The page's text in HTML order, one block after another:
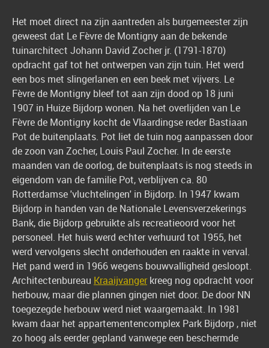
Het moet direct na zijn aantreden als burgemeester zijn
geweest dat Le Fèvre de Montigny aan de bekende
tuinarchitect Johann David Zocher jr. (1791-1870)
opdracht gaf tot het ontwerpen van zijn tuin. Het werd
een bos met slingerlanen en een beek met vijvers. Le
Fèvre de Montigny bleef tot aan zijn dood op 18 juni
1907 in Huize Bijdorp wonen. Na het overlijden van Le
Fèvre de Montigny kocht de Vlaardingse reder Bastiaan
Pot de buitenplaats. Pot liet de tuin nog aanpassen door
de zoon van Zocher, Louis Paul Zocher. In de eerste
maanden van de oorlog, de buitenplaats is nog steeds in
eigendom van de familie Pot, verblijven ca. 80
Rotterdamse 'vluchtelingen' in Bijdorp. In 1947 kwam
Bijdorp in handen van de Nationale Levensverzekerings
Bank, die Bijdorp gebruikte als recreatieoord voor het
personeel. Het huis werd echter verhuurd tot 1955, het
werd vervolgens slecht onderhouden en raakte in verval.
Het pand werd in 1966 wegens bouwvalligheid gesloopt.
Architectenbureau Kraaijvangerkreeg nog opdracht voor
herbouw, maar die plannen gingen niet door. De door NN
toegezegde herbouw werd niet waargemaakt. In 1981
kwam daar het appartementencomplex Park Bijdorp , niet
zo hoog als eerder gepland vanwege een beschermde